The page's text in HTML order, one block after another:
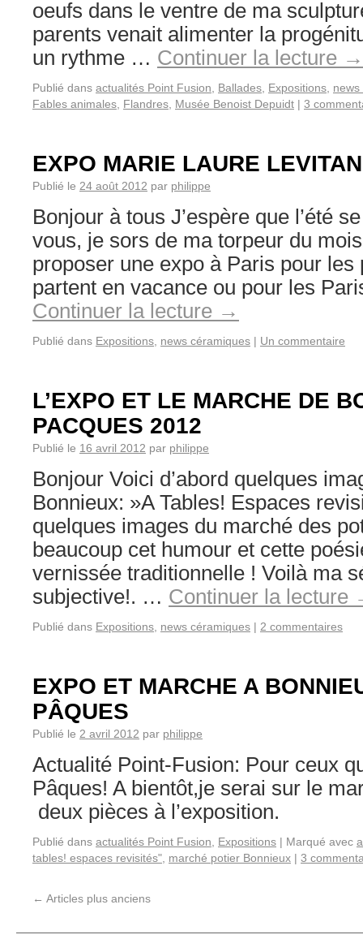
oeufs dans le ventre de ma
parents venait alimenter la
un rythme … Continuer la lecture →
Publié dans actualités Point Fusion Ballades Expositions
Fables animales Flandres Musée Benoist Depuidt | 3
EXPO MARIE LAURE
Publié le 24 août 2012 par philippe
Bonjour à tous J’espère que l’été
vous, je sors de ma torpeur du
proposer une expo à Paris pour les
partent en vacance ou pour les
Continuer la lecture →
Publié dans Expositions news céramiques | Un commentaire
L’EXPO ET LE MARCHE DE
PACQUES 2012
Publié le 16 avril 2012 par philippe
Bonjour Voici d’abord quelques
Bonnieux: »A Tables! Espaces
quelques images du marché des
beaucoup cet humour et cette
vernissée traditionnelle ! Voilà ma
subjective!. … Continuer la lecture
Publié dans Expositions news céramiques | 2 commentaires
EXPO ET MARCHE A
PÂQUES
Publié le 2 avril 2012 par philippe
Actualité Point-Fusion: Pour ceux
Pâques! A bientôt,je serai sur le
deux pièces à l’exposition.
Publié dans actualités Point Fusion Expositions | Marqué avec
tables! espaces revisités" marché potier Bonnieux | 3
← Articles plus anciens